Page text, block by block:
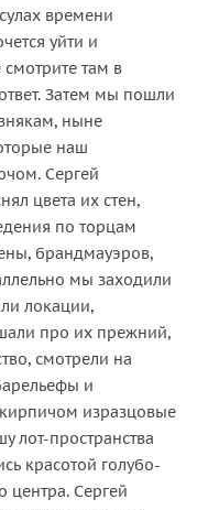
времени
уйти и
там в
Затем мы пошли
ныне
наш
Сергей
цвета их стен,
по торцам
брандмауэров,
мы заходили
локации,
про их прежний,
смотрели на
и
изразцовые
лот-пространства
красотой голубо-
центра. Сергей